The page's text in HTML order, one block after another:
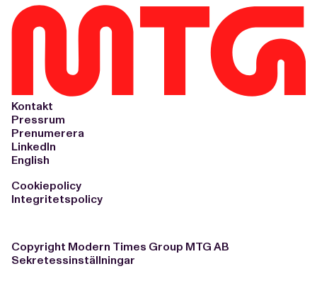
Kontakt
Pressrum
Prenumerera
LinkedIn
English
Cookiepolicy
Integritetspolicy
Copyright Modern Times Group MTG AB
Sekretessinställningar